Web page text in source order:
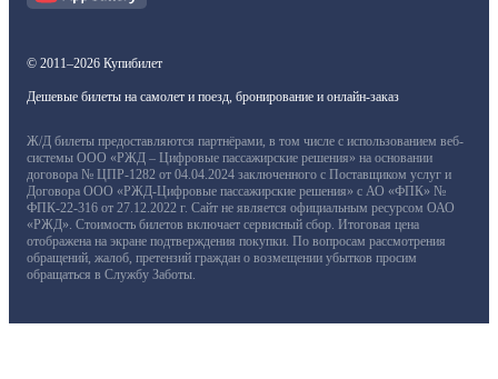
© 2011–2026 Купибилет
Дешевые билеты на самолет и поезд, бронирование и онлайн-заказ
Ж/Д билеты предоставляются партнёрами, в том числе с использованием веб-
системы ООО «РЖД – Цифровые пассажирские решения» на основании
договора № ЦПР-1282 от 04.04.2024 заключенного с Поставщиком услуг и
Договора ООО «РЖД-Цифровые пассажирские решения» с АО «ФПК» №
ФПК-22-316 от 27.12.2022 г. Сайт не является официальным ресурсом ОАО
«РЖД». Стоимость билетов включает сервисный сбор. Итоговая цена
отображена на экране подтверждения покупки. По вопросам рассмотрения
обращений, жалоб, претензий граждан о возмещении убытков просим
обращаться в Службу Заботы.